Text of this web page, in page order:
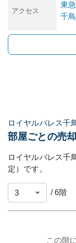
アクセス
東
千
ロイヤルパレス千
部屋ごとの売
ロイヤルパレス千
定）です。
/6階
この階